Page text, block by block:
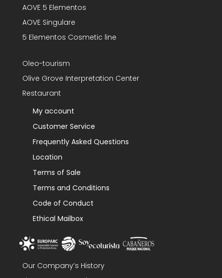
AOVE 5 Elementos
AOVE Singulare
5 Elementos Cosmetic line
Oleo-tourism
Olive Grove Interpretation Center
Restaurant
My account
Customer Service
Frequently Asked Questions
Location
Terms of Sale
Terms and Conditions
Code of Conduct
Ethical Mailbox
Our Company’s History